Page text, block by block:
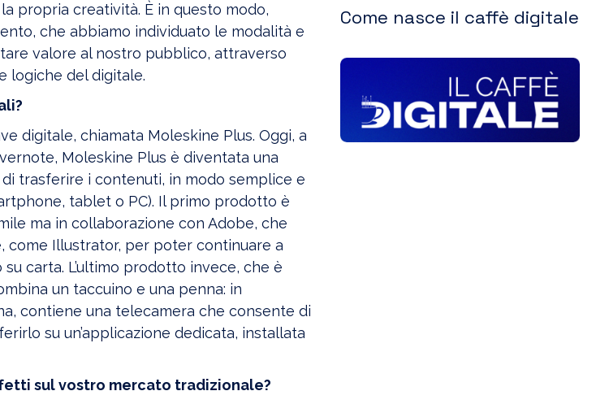
propria creatività. È in questo modo,
che abbiamo individuato le modalità e
valore al nostro pubblico, attraverso
logiche del digitale.
digitale, chiamata Moleskine Plus. Oggi, a
Moleskine Plus è diventata una
trasferire i contenuti, in modo semplice e
tablet o PC). Il primo prodotto è
ma in collaborazione con Adobe, che
Illustrator, per poter continuare a
carta. L’ultimo prodotto invece, che è
un taccuino e una penna: in
contiene una telecamera che consente di
su un’applicazione dedicata, installata
sul vostro mercato tradizionale?
Come nasce il caffè digitale